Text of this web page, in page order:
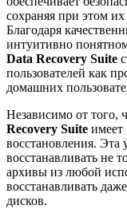
сохраняя при этом
Благодаря
интуитивно
Data Recovery Suite
пользователей как
домашних
Независимо от того,
Recovery Suite имеет
восстановления. Эта
восстанавливать не
архивы из любой
восстанавливать
дисков.